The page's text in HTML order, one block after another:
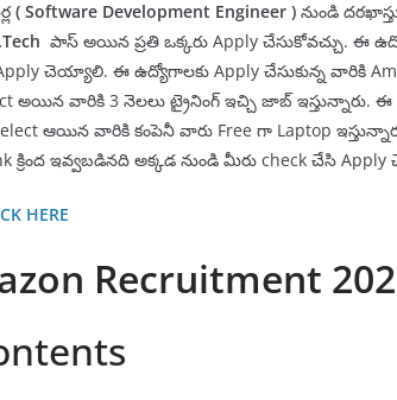
( Software Development Engineer ) నుండి
పాస్ అయిన ప్రతి ఒక్కరు Apply చేసుకోవచ్చు. ఈ
చెయ్యాలి. ఈ ఉద్యోగాలకు Apply చేసుకున్న వారికి
అయిన వారికి 3 నెలలు ట్రైనింగ్ ఇచ్చి జాబ్ ఇస్తున్నారు.
ఆయిన వారికి కంపెనీ వారు Free గా Laptop
క్రింద ఇవ్వబడినది అక్కడ నుండి మీరు check చేసి Apply
HERE
Recruitment